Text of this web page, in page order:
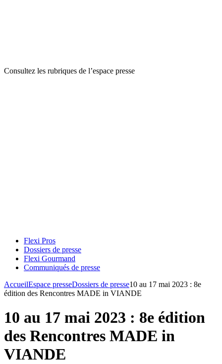
Consultez les rubriques de l’espace presse
Flexi Pros
Dossiers de presse
Flexi Gourmand
Communiqués de presse
AccueilEspace presseDossiers de presse10 au 17 mai 2023 : 8e
édition des Rencontres MADE in VIANDE
10 au 17 mai 2023 : 8e édition
des Rencontres MADE in
VIANDE